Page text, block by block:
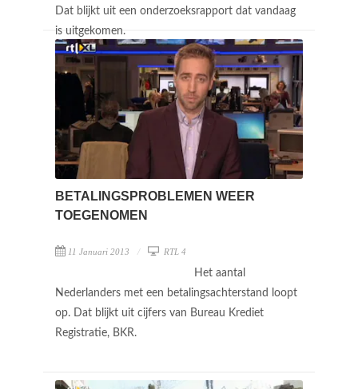
Dat blijkt uit een onderzoeksrapport dat vandaag
is uitgekomen.
BETALINGSPROBLEMEN WEER
TOEGENOMEN
11 Januari 2013 RTL 4
Het aantal
Nederlanders met een betalingsachterstand loopt
op. Dat blijkt uit cijfers van Bureau Krediet
Registratie, BKR.